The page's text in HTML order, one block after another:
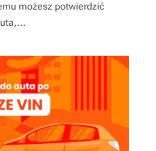
możesz potwierdzić